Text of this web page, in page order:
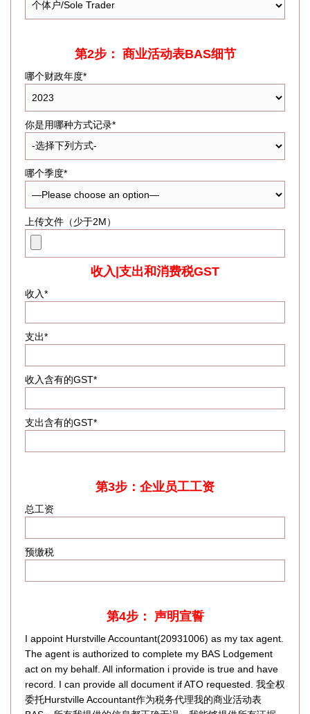
第2步： 商业活动表BAS细节
哪个财政年度*
你是用哪种方式记录*
哪个季度*
上传文件（少于2M）
收入|支出和消费税GST
收入*
支出*
收入含有的GST*
支出含有的GST*
第3步：企业员工工资
总工资
预缴税
第4步： 声明宣誓
I appoint Hurstville Accountant(20931006) as my tax agent.
The agent is authorized to complete my BAS Lodgement
act on my behalf. All information i provide is true and have
record. I can provide all document if ATO requested. 我全权
委托Hurstville Accountant作为税务代理我的商业活动表